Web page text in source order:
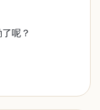
呢？